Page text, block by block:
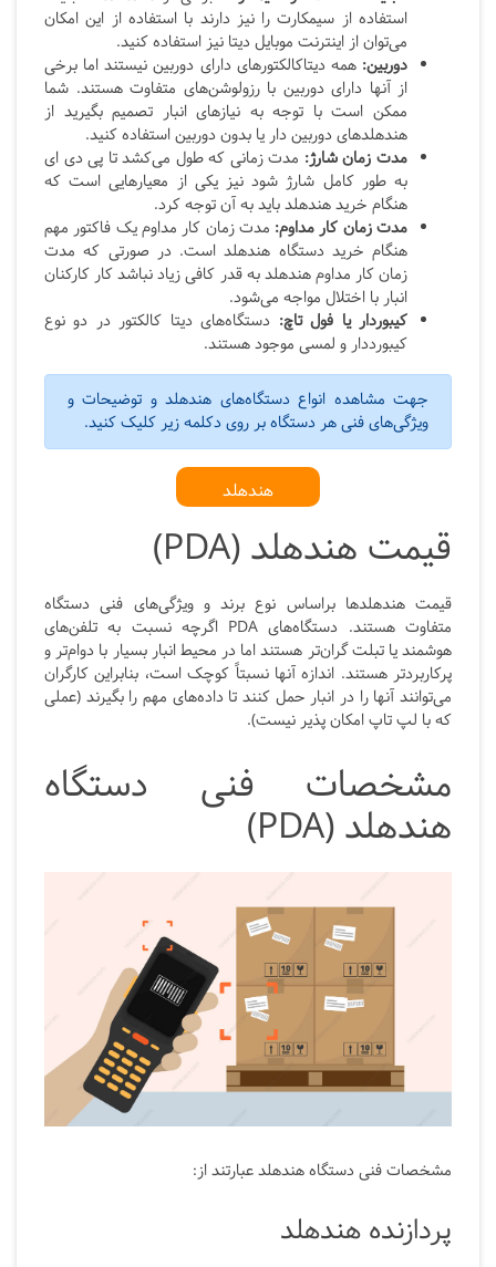
استفاده از سیمکارت را نیز دارند با استفاده از این امکان
می‌توان از اینترنت موبایل دیتا نیز استفاده کنید.
دوربین:همه دیتاکالکتورهای دارای دوربین نیستند اما برخی
از آنها دارای دوربین با رزولوشن‌های متفاوت هستند. شما
ممکن است با توجه به نیازهای انبار تصمیم بگیرید از
هندهلدهای دوربین دار یا بدون دوربین استفاده کنید.
مدت زمان شارژ: مدت زمانی که طول می‌کشد تا پی دی ای
به طور کامل شارژ شود نیز یکی از معیارهایی است که
هنگام خرید هندهلد باید به آن توجه کرد.
مدت زمان کار مداوم: مدت زمان کار مداوم یک فاکتور مهم
هنگام خرید دستگاه هندهلد است. در صورتی که مدت
زمان کار مداوم هندهلد به قدر کافی زیاد نباشد کار کارکنان
انبار با اختلال مواجه می‌شود.
کیبوردار یا فول تاچ: دستگاه‌های دیتا کالکتور در دو نوع
کیبورددار و لمسی موجود هستند.
جهت مشاهده انواع دستگاه‌های هندهلد و توضیحات و
ویژگی‌های فنی هر دستگاه بر روی دکلمه زیر کلیک کنید.
هندهلد
قیمت هندهلد (PDA
)
قیمت هندهلدها براساس نوع برند و ویژگی‌های فنی دستگاه
متفاوت هستند. دستگاه‌های PDA اگرچه نسبت به تلفن‌های
هوشمند یا تبلت گران‌تر هستند اما در محیط انبار بسیار با دوام‌تر و
پرکاربردتر هستند. اندازه آنها نسبتاً کوچک است، بنابراین کارگران
می‌توانند آنها را در انبار حمل کنند تا داده‌های مهم را بگیرند (عملی
که با لپ تاپ امکان پذیر نیست).
مشخصات فنی دستگاه
هندهلد (PDA)
مشخصات فنی دستگاه هندهلد عبارتند از:
پردازنده هندهلد